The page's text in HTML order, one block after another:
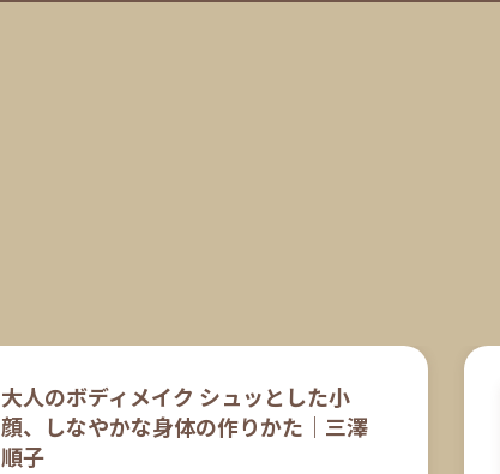
大人のボディメイク シュッとした小
顔、しなやかな身体の作りかた｜三澤
順子